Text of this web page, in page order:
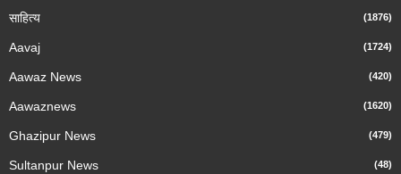
साहित्य (1876)
Aavaj (1724)
Aawaz News (420)
Aawaznews (1620)
Ghazipur News (479)
Sultanpur News (48)